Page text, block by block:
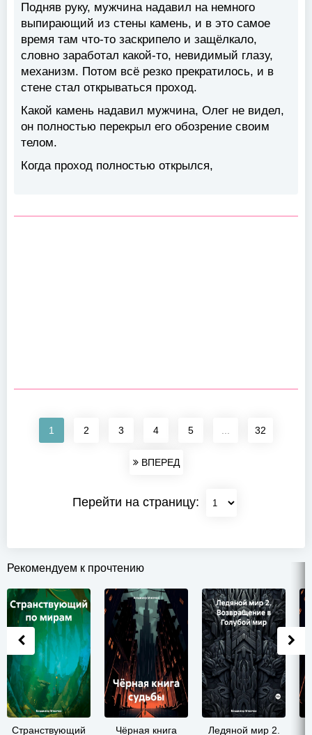
Подняв руку, мужчина надавил на немного
выпирающий из стены камень, и в это самое
время там что-то заскрипело и защёлкало,
словно заработал какой-то, невидимый глазу,
механизм. Потом всё резко прекратилось, и в
стене стал открываться проход.
Какой камень надавил мужчина, Олег не видел,
он полностью перекрыл его обозрение своим
телом.
Когда проход полностью открылся,
1 2 3 4 5 32
ВПЕРЕД
Перейти на страницу:
Рекомендуем к прочтению
Странствующий
Чёрная книга
Ледяной мир 2.